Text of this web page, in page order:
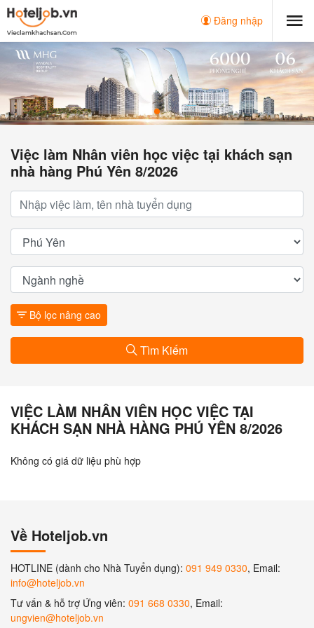
Đăng nhập
Việc làm Nhân viên học việc tại khách sạn
nhà hàng Phú Yên 8/2026
Bộ lọc nâng cao
Tìm Kiếm
VIỆC LÀM NHÂN VIÊN HỌC VIỆC TẠI
KHÁCH SẠN NHÀ HÀNG PHÚ YÊN 8/2026
Không có giá dữ liệu phù hợp
Về Hoteljob.vn
HOTLINE (dành cho Nhà Tuyển dụng): 091 949 0330, Email:
info@hoteljob.vn
Tư vấn & hỗ trợ Ứng viên: 091 668 0330, Email:
ungvien@hoteljob.vn